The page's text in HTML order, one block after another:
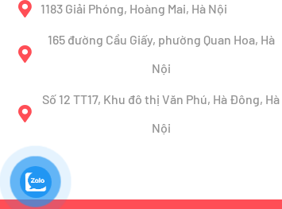
1183 Giải Phóng, Hoàng Mai, Hà Nội
165 đường Cầu Giấy, phường Quan Hoa, Hà
Nội
Số 12 TT17, Khu đô thị Văn Phú, Hà Đông, Hà
Nội